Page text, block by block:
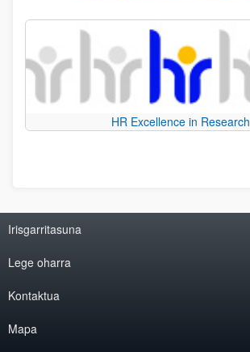
HR Excellence in Research
Irisgarritasuna
Lege oharra
Kontaktua
Mapa